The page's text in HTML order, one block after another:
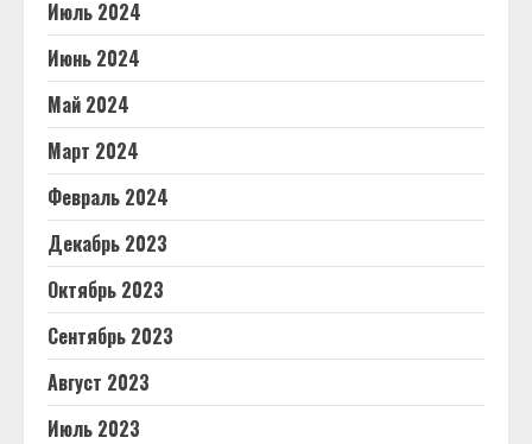
Июль 2024
Июнь 2024
Май 2024
Март 2024
Февраль 2024
Декабрь 2023
Октябрь 2023
Сентябрь 2023
Август 2023
Июль 2023